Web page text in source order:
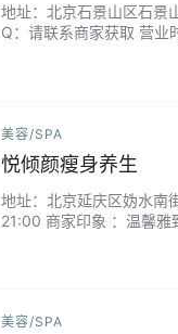
地址：北京石景山区石景
Q：请联系商家获取 营
美容/SPA
悦倾颜瘦身养生
地址：北京延庆区妫水
21:00 商家印象 ：温馨雅
美容/SPA